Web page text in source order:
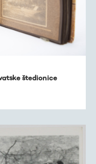
štedionice